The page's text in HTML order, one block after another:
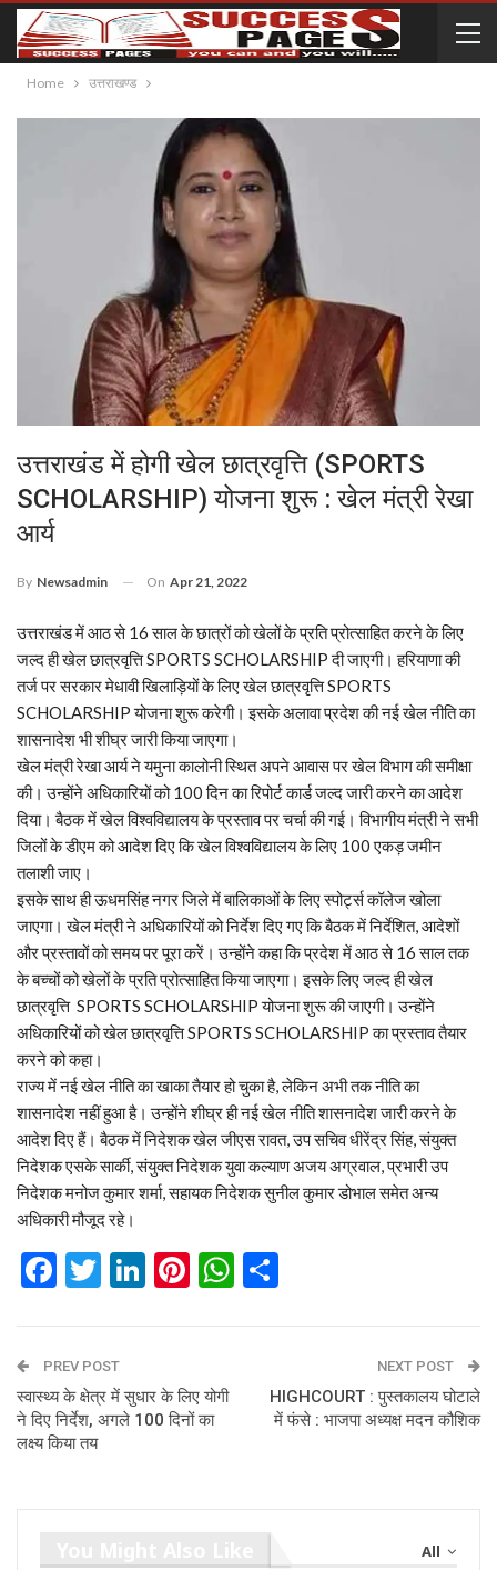
Home उत्तराखण्ड
उत्तराखंड में होगी खेल छात्रवृत्ति (SPORTS
SCHOLARSHIP) योजना शुरू : खेल मंत्री रेखा
आर्य
By Newsadmin On Apr 21, 2022
उत्तराखंड में आठ से 16 साल के छात्रों को खेलों के प्रति प्रोत्साहित करने के लिए
जल्द ही खेल छात्रवृत्ति SPORTS SCHOLARSHIP दी जाएगी। हरियाणा की
तर्ज पर सरकार मेधावी खिलाड़ियों के लिए खेल छात्रवृत्ति SPORTS
SCHOLARSHIP योजना शुरू करेगी। इसके अलावा प्रदेश की नई खेल नीति का
शासनादेश भी शीघ्र जारी किया जाएगा।
खेल मंत्री रेखा आर्य ने यमुना कालोनी स्थित अपने आवास पर खेल विभाग की समीक्षा
की। उन्होंने अधिकारियों को 100 दिन का रिपोर्ट कार्ड जल्द जारी करने का आदेश
दिया। बैठक में खेल विश्वविद्यालय के प्रस्ताव पर चर्चा की गई। विभागीय मंत्री ने सभी
जिलों के डीएम को आदेश दिए कि खेल विश्वविद्यालय के लिए 100 एकड़ जमीन
तलाशी जाए।
इसके साथ ही ऊधमसिंह नगर जिले में बालिकाओं के लिए स्पोर्ट्स कॉलेज खोला
जाएगा। खेल मंत्री ने अधिकारियों को निर्देश दिए गए कि बैठक में निर्देशित, आदेशों
और प्रस्तावों को समय पर पूरा करें। उन्होंने कहा कि प्रदेश में आठ से 16 साल तक
के बच्चों को खेलों के प्रति प्रोत्साहित किया जाएगा। इसके लिए जल्द ही खेल
छात्रवृत्ति SPORTS SCHOLARSHIP योजना शुरू की जाएगी। उन्होंने
अधिकारियों को खेल छात्रवृत्ति SPORTS SCHOLARSHIP का प्रस्ताव तैयार
करने को कहा।
राज्य में नई खेल नीति का खाका तैयार हो चुका है, लेकिन अभी तक नीति का
शासनादेश नहीं हुआ है। उन्होंने शीघ्र ही नई खेल नीति शासनादेश जारी करने के
आदेश दिए हैं। बैठक में निदेशक खेल जीएस रावत, उप सचिव धीरेंद्र सिंह, संयुक्त
निदेशक एसके सार्की, संयुक्त निदेशक युवा कल्याण अजय अग्रवाल, प्रभारी उप
निदेशक मनोज कुमार शर्मा, सहायक निदेशक सुनील कुमार डोभाल समेत अन्य
अधिकारी मौजूद रहे।
Facebook
Twitter
LinkedIn
Pinterest
WhatsApp
PREV POST
स्वास्थ्य के क्षेत्र में सुधार के लिए योगी
ने द‍िए निर्देश, अगले 100 द‍िनों का
लक्ष्‍य किया तय
NEXT POST
HIGHCOURT : पुस्तकालय घोटाले
में फंसे : भाजपा अध्यक्ष मदन कौशिक
All